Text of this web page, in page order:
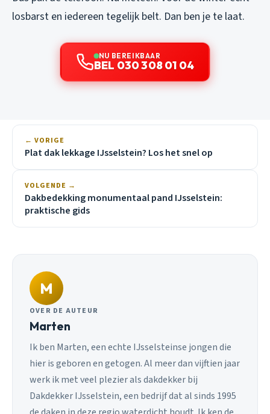
losbarst en iedereen tegelijk belt. Dan ben je te laat.
NU BEREIKBAAR
BEL 030 308 01 04
← VORIGE
Plat dak lekkage IJsselstein? Los het snel op
VOLGENDE →
Dakbedekking monumentaal pand IJsselstein:
praktische gids
M
OVER DE AUTEUR
Marten
Ik ben Marten, een echte IJsselsteinse jongen die
hier is geboren en getogen. Al meer dan vijftien jaar
werk ik met veel plezier als dakdekker bij
Dakdekker IJsselstein, een bedrijf dat al sinds 1995